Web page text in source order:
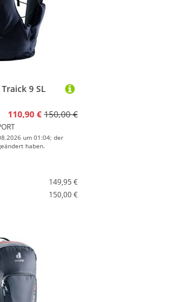
Traick 9 SL
110,90 € 150,00 €
um 01:04; der
haben.
149,95 €
150,00 €